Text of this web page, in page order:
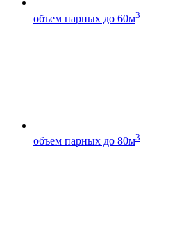
объем парных до 60м3
объем парных до 80м3